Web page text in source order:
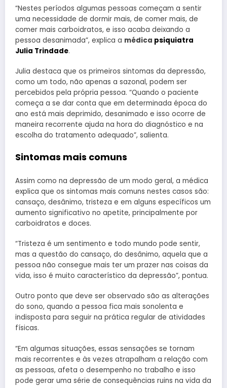
“Nestes períodos algumas pessoas começam a sentir
uma necessidade de dormir mais, de comer mais, de
comer mais carboidratos, e isso acaba deixando a
pessoa desanimada”, explica a médica psiquiatra
Julia Trindade.
Julia destaca que os primeiros sintomas da depressão,
como um todo, não apenas a sazonal, podem ser
percebidos pela própria pessoa. “Quando o paciente
começa a se dar conta que em determinada época do
ano está mais deprimido, desanimado e isso ocorre de
maneira recorrente ajuda na hora do diagnóstico e na
escolha do tratamento adequado”, salienta.
Sintomas mais comuns
Assim como na depressão de um modo geral, a médica
explica que os sintomas mais comuns nestes casos são:
cansaço, desânimo, tristeza e em alguns específicos um
aumento significativo no apetite, principalmente por
carboidratos e doces.
“Tristeza é um sentimento e todo mundo pode sentir,
mas a questão do cansaço, do desânimo, aquela que a
pessoa não consegue mais ter um prazer nas coisas da
vida, isso é muito característico da depressão”, pontua.
Outro ponto que deve ser observado são as alterações
do sono, quando a pessoa fica mais sonolenta e
indisposta para seguir na prática regular de atividades
físicas.
“Em algumas situações, essas sensações se tornam
mais recorrentes e às vezes atrapalham a relação com
as pessoas, afeta o desempenho no trabalho e isso
pode gerar uma série de consequências ruins na vida da